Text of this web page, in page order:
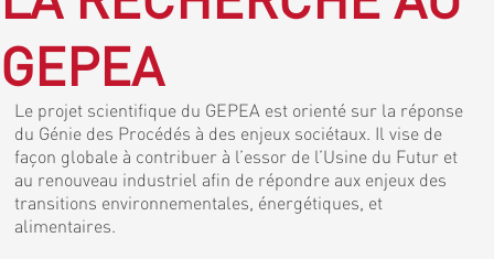
GEPEA
Le projet scientifique du GEPEA est orienté sur la réponse
du Génie des Procédés à des enjeux sociétaux. Il vise de
façon globale à contribuer à l’essor de l’Usine du Futur et
au renouveau industriel afin de répondre aux enjeux des
transitions environnementales, énergétiques, et
alimentaires.